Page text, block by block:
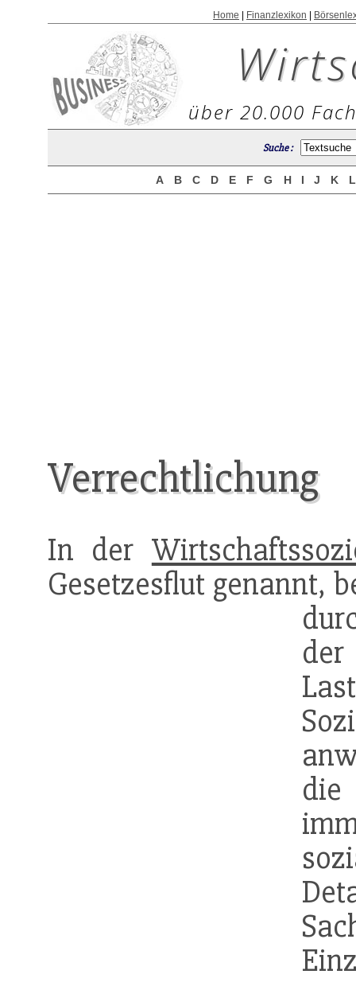
Home Finanzlexikon
über 20.000
Suche :
A B C D E F G H I J K
Verrechtlichung
In der
Gesetzesflut genannt,
die